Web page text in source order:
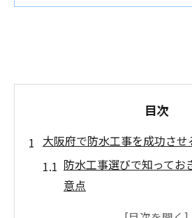
目次
大阪府で防水工事を成功させ
防水工事選びで知ってお
意点
防水工事の見積もり比較